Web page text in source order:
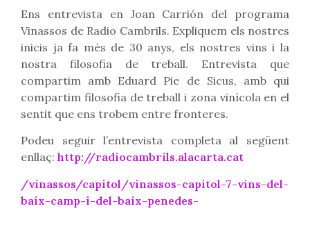
Ens entrevista en Joan Carrión del programa
Vinassos de Radio Cambrils. Expliquem els nostres
inicis ja fa més de 30 anys, els nostres vins i la
nostra filosofia de treball. Entrevista que
compartim amb Eduard Pie de Sicus, amb qui
compartim filosofia de treball i zona vinícola en el
sentit que ens trobem entre fronteres.
Podeu seguir l’entrevista completa al següent
enllaç: http://radiocambrils.alacarta.cat
/vinassos/capitol/vinassos-capitol-7-vins-del-
baix-camp-i-del-baix-penedes-